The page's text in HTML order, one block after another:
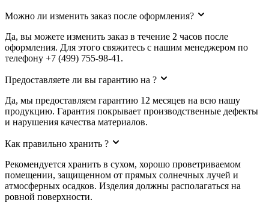
Можно ли изменить заказ после оформления?
Да, вы можете изменить заказ в течение 2 часов после
оформления. Для этого свяжитесь с нашим менеджером по
телефону +7 (499) 755-98-41.
Предоставляете ли вы гарантию на ?
Да, мы предоставляем гарантию 12 месяцев на всю нашу
продукцию. Гарантия покрывает производственные дефекты
и нарушения качества материалов.
Как правильно хранить ?
Рекомендуется хранить в сухом, хорошо проветриваемом
помещении, защищенном от прямых солнечных лучей и
атмосферных осадков. Изделия должны располагаться на
ровной поверхности.